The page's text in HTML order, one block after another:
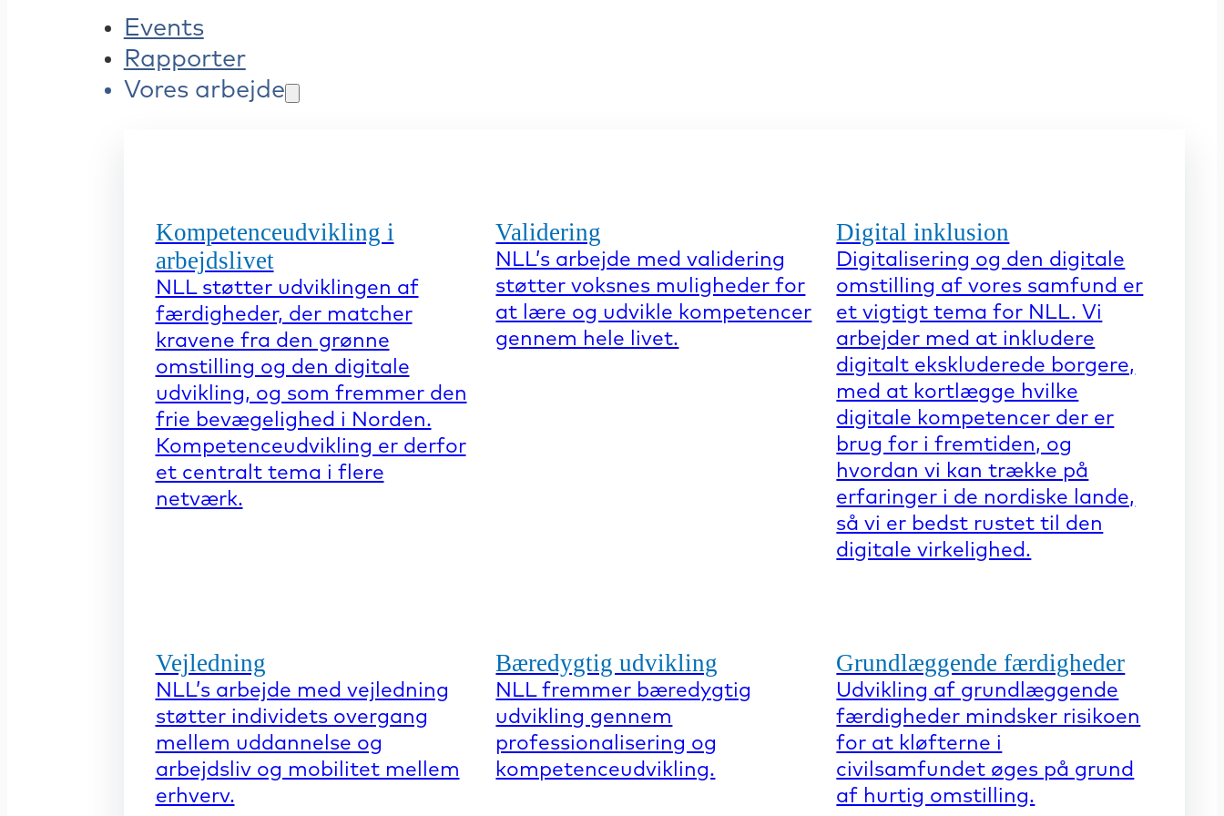
Events
Rapporter
Vores arbejde
Kompetenceudvikling i
arbejdslivet
NLL støtter udviklingen af
færdigheder, der matcher
kravene fra den grønne
omstilling og den digitale
udvikling, og som fremmer den
frie bevægelighed i Norden.
Kompetenceudvikling er derfor
et centralt tema i flere
netværk.
Validering
NLL’s arbejde med validering
støtter voksnes muligheder for
at lære og udvikle kompetencer
gennem hele livet.
Digital inklusion
Digitalisering og den digitale
omstilling af vores samfund er
et vigtigt tema for NLL. Vi
arbejder med at inkludere
digitalt ekskluderede borgere,
med at kortlægge hvilke
digitale kompetencer der er
brug for i fremtiden, og
hvordan vi kan trække på
erfaringer i de nordiske lande,
så vi er bedst rustet til den
digitale virkelighed.
Vejledning
NLL’s arbejde med vejledning
støtter individets overgang
mellem uddannelse og
arbejdsliv og mobilitet mellem
erhverv.
Bæredygtig udvikling
NLL fremmer bæredygtig
udvikling gennem
professionalisering og
kompetenceudvikling.
Grundlæggende færdigheder
Udvikling af grundlæggende
færdigheder mindsker risikoen
for at kløfterne i
civilsamfundet øges på grund
af hurtig omstilling.